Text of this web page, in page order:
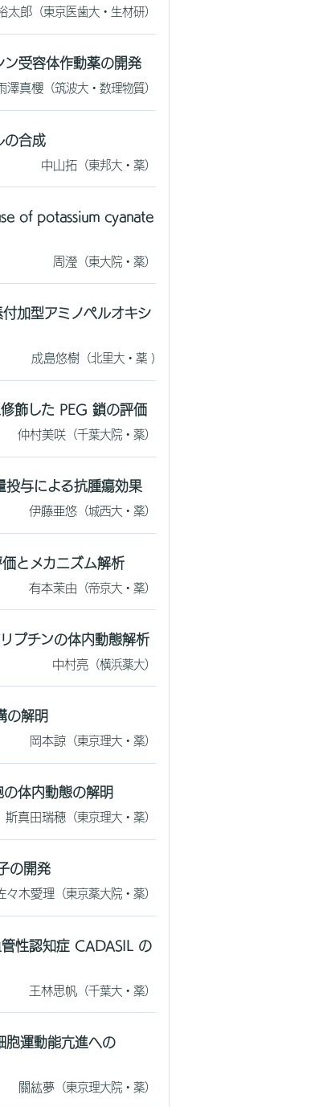
太郎 （東京医歯大・生材研）
ン受容体作動薬の開発
澤真櫻 （筑波大・数理物質）
の合成
中山拓 （東邦大・薬）
of potassium cyanate
周瀅 （東大院・薬）
加型アミノペルオキシ
成島悠樹 （北里大・薬 )
飾した PEG 鎖の評価
仲村美咲 （千葉大院・薬）
投与による抗腫瘍効果
伊藤亜悠 （城西大・薬）
とメカニズム解析
有本茉由 （帝京大・薬）
プチンの体内動態解析
中村亮 （横浜薬大）
の解明
岡本諒 （東京理大・薬）
体内動態の解明
斯真田瑞穂 （東京理大・薬）
の開発
々木愛理 （東京薬大院・薬）
性認知症 CADASIL の
王林思帆 （千葉大・薬）
胞運動能亢進への
關紘夢 （東京理大院・薬）